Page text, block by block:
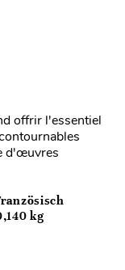
offrir l'essentiel
d'œuvres
kg